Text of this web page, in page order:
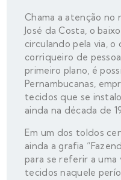
Chama a atenção no
José da Costa, o
circulando pela via,
corriqueiro de
primeiro plano, é
Pernambucanas,
tecidos que se
ainda na década de
Em um dos toldos
ainda a grafia
para se referir a uma
tecidos naquele